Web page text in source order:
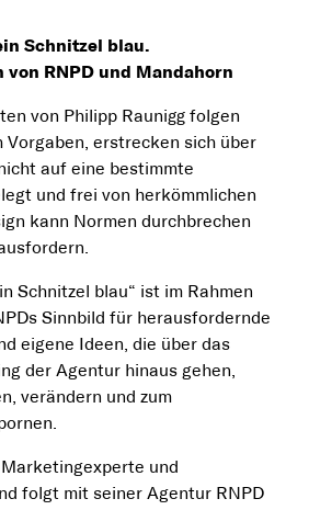
Schnitzel blau.
von RNPD und Mandahorn
von Philipp Raunigg folgen
Vorgaben, erstrecken sich über
auf eine bestimmte
und frei von herkömmlichen
kann Normen durchbrechen
Schnitzel blau“ ist im Rahmen
Sinnbild für herausfordernde
eigene Ideen, die über das
der Agentur hinaus gehen,
verändern und zum
und
folgt mit seiner Agentur RNPD